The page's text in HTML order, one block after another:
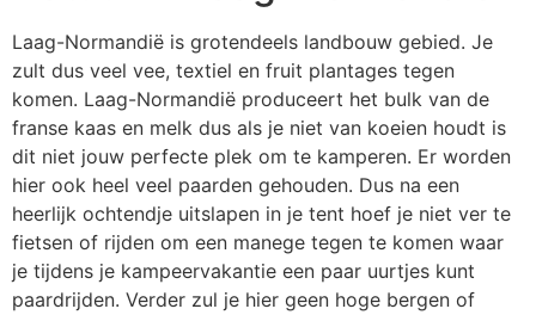
Laag-Normandië is grotendeels landbouw gebied. Je
zult dus veel vee, textiel en fruit plantages tegen
komen. Laag-Normandië produceert het bulk van de
franse kaas en melk dus als je niet van koeien houdt is
dit niet jouw perfecte plek om te kamperen. Er worden
hier ook heel veel paarden gehouden. Dus na een
heerlijk ochtendje uitslapen in je tent hoef je niet ver te
fietsen of rijden om een manege tegen te komen waar
je tijdens je kampeervakantie een paar uurtjes kunt
paardrijden. Verder zul je hier geen hoge bergen of